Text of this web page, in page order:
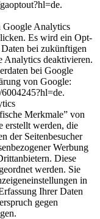
Google Analytics
Es wird ein Opt-
bei zukünftigen
Analytics deaktivieren.
bei Google
von Google:
Merkmale” von
erstellt werden, die
der Seitenbesucher
Werbung
Diese
werden. Sie
in
Ihrer Daten
gegen